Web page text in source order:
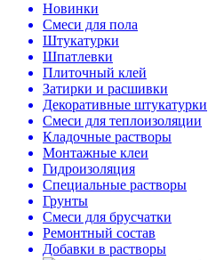
Новинки
Смеси для пола
Штукатурки
Шпатлевки
Плиточный клей
Затирки и расшивки
Декоративные штукатурки
Смеси для теплоизоляции
Кладочные растворы
Монтажные клеи
Гидроизоляция
Специальные растворы
Грунты
Смеси для брусчатки
Ремонтный состав
Добавки в растворы